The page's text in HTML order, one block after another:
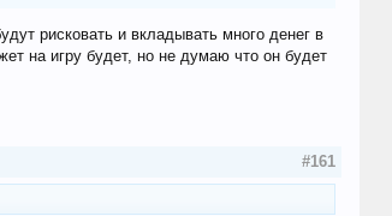
рисковать и вкладывать много денег в
на игру будет, но не думаю что он будет
#161